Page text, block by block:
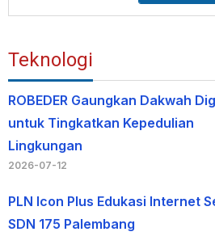
Teknologi
ROBEDER Gaungkan Dakwah
untuk Tingkatkan Kepedulian
Lingkungan
2026-07-12
PLN Icon Plus Edukasi Internet
SDN 175 Palembang